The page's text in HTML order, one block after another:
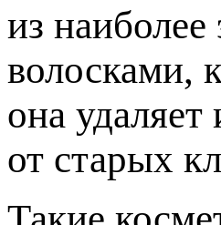
из
волосками,
она
от старых